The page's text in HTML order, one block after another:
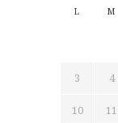
L M
3 4
10 11